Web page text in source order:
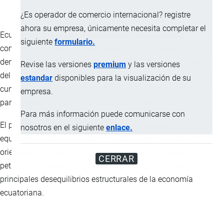
¿Es operador de comercio internacional? registre
ahora su empresa, únicamente necesita completar el
siguienteformulario.
Revise las versionespremium y las versiones
estandar disponibles para la visualización de su
empresa.
Para más información puede comunicarse con
nosotros en el siguienteenlace.
CERRAR
Ecuador ha ejecutado solo una parte del ajuste fiscal
comprometido con elFondo Monetario Internacional
dentro del programa vigente, según el último informe técnico
del organismo multilateral. Hasta el momento, el país ha
cumplido aproximadamente el 38% de las metas establecidas
para el periodo 2024-2028, dejando pendiente el 62% restante.
El programa económico contempla una corrección total
equivalente a 6,6 puntos del Producto Interno Bruto (PIB),
orientada principalmente a reducir el déficit primario no
petrolero del Sector Público No Financiero, uno de los
principales desequilibrios estructurales de la economía
ecuatoriana.